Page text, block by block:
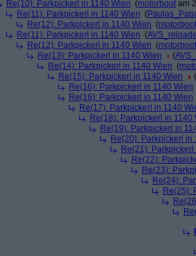
Re(10): Parkpickerl in 1140 Wien (motorboot am
Re(11): Parkpickerl in 1140 Wien (
Re(12): Parkpickerl in 1140 Wien (motorboot
Re(11): Parkpickerl in 1140 Wien (
Re(12): Parkpickerl in 1140 Wien (motorboot
Re(13): Parkpickerl in 1140 Wien
(
Re(14): Parkpickerl in 1140 Wien (
Re(15): Parkpickerl in 1140 Wien
(
Re(16): Parkpickerl in 1140 Wien
Re(16): Parkpickerl in 1140 Wien
Re(17): Parkpickerl in 1140
Re(18): Parkpickerl in 1140
Re(19): Parkpickerl in
Re(20): Parkpickerl in
Re(21):
Re(22):
Re(23):
Re(24):
Re(25):